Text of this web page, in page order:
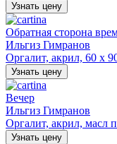
Узнать цену
Обратная сторона
Ильгиз Гимранов
Оргалит, акрил, 60 х
Узнать цену
Вечер
Ильгиз Гимранов
Оргалит, акрил, масл
Узнать цену